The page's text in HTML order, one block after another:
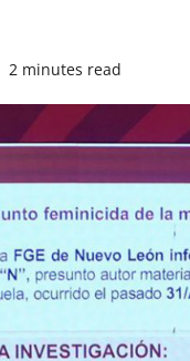
2 minutes read